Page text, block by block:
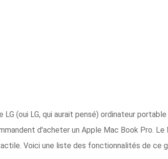
LG (oui LG, qui aurait pensé) ordinateur
d'acheter un Apple Mac Book Pro.
Voici une liste des fonctionnalités de ce